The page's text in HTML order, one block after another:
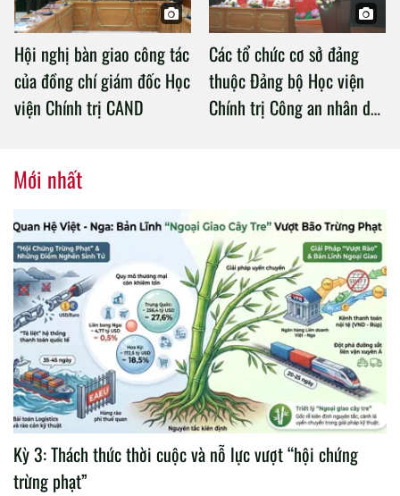
Hội nghị bàn giao công tác
của đồng chí giám đốc Học
viện Chính trị CAND
Các tổ chức cơ sở đảng
thuộc Đảng bộ Học viện
Chính trị Công an nhân dân
Mới nhất
Kỳ 3: Thách thức thời cuộc và nỗ lực vượt “hội chứng
trừng phạt”